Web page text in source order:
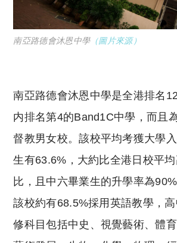
南亞路德會沐恩中學（圖片來源）
南亞路德會沐恩中學是全港排名
内排名第4的Band1C中學，而且
督教男女校。該校平均考獲大學
生有63.6%，大約比全港日校平
比，且中六畢業生的升學率為
該校約有68.5%採用英語教學，
修科目包括中史、視覺藝術、體